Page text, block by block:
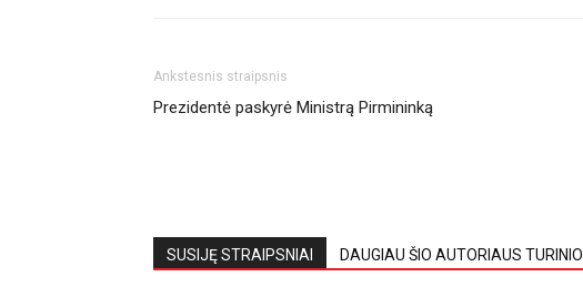
Ankstesnis straipsnis
Prezidentė paskyrė Ministrą Pirmininką
SUSIJĘ STRAIPSNIAI DAUGIAU ŠIO AUTORIAUS TURINIO